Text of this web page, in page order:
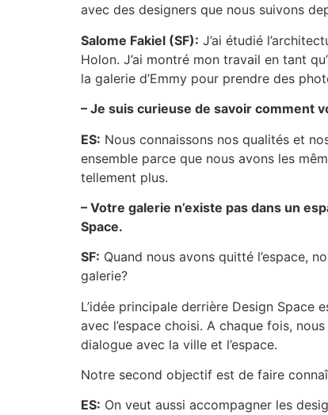
avec des designers que nous suivons
Salome Fakiel (SF): J’ai étudié
Holon. J’ai montré mon travail en tant
la galerie d’Emmy pour prendre des
– Je suis curieuse de savoir comment
ES: Nous connaissons nos qualités et
ensemble parce que nous avons les
tellement plus.
– Votre galerie n’existe pas dans un
Space.
SF: Quand nous avons quitté l’espace,
galerie?
L’idée principale derrière Design Space
avec l’espace choisi. A chaque fois,
dialogue avec la ville et l’espace.
Notre second objectif est de faire
ES: On veut aussi accompagner les